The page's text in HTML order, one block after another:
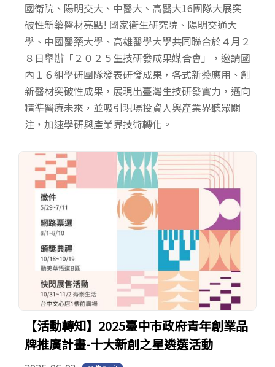
國衛院、陽明交大、中醫大、高醫大16團隊大展突
破性新藥醫材亮點! 國家衛生研究院、陽明交通大
學、中國醫藥大學、高雄醫學大學共同聯合於４月２
８日舉辦「２０２５生技研發成果媒合會」，邀請國
內１６組學研團隊發表研發成果，各式新藥應用、創
新醫材突破性成果，展現出臺灣生技研發實力，邁向
精準醫療未來，並吸引現場投資人與產業界聽眾關
注，加速學研與產業界技術轉化。
【活動轉知】2025臺中市政府青年創業品
牌推廣計畫-十大新創之星遴選活動